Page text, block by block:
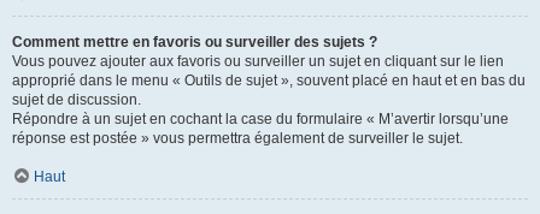
Comment mettre en favoris ou surveiller des sujets ?
Vous pouvez ajouter aux favoris ou surveiller un sujet en cliquant sur le lien
approprié dans le menu « Outils de sujet », souvent placé en haut et en bas du
sujet de discussion.
Répondre à un sujet en cochant la case du formulaire « M’avertir lorsqu’une
réponse est postée » vous permettra également de surveiller le sujet.
Haut